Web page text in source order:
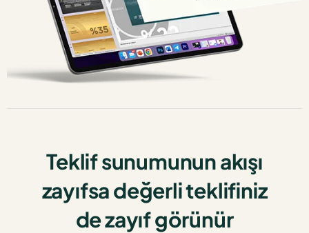
Teklif sunumunun akışı
zayıfsa değerli teklifiniz
de zayıf görünür